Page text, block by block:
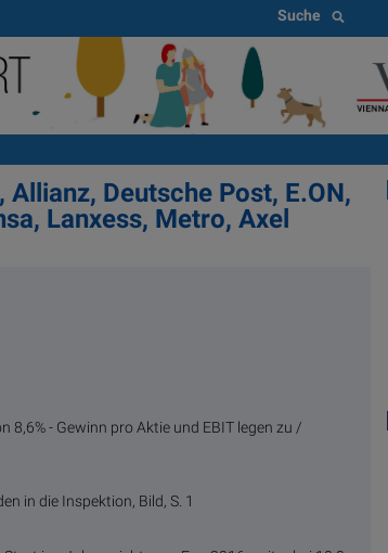
Suche
Deutsche Post, E.ON,
Lanxess, Metro, Axel
8,6% - Gewinn pro Aktie und EBIT legen zu /
in die Inspektion, Bild, S. 1